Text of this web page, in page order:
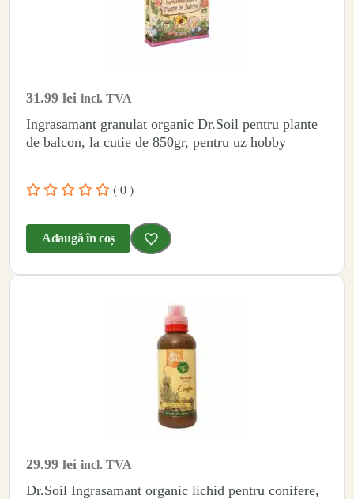
31.99 lei incl. TVA
Ingrasamant granulat organic Dr.Soil pentru plante
de balcon, la cutie de 850gr, pentru uz hobby
( 0 )
Adaugă în coș
29.99 lei incl. TVA
Dr.Soil Ingrasamant organic lichid pentru conifere,